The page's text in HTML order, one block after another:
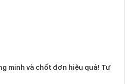
minh và chốt đơn hiệu quả! Tư